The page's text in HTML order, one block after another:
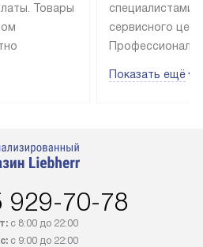
Товары
МКАД
через
компания
специалистами
сервисного
эксплуатации
Стоимость
Показать ещё
929-70-78
с 8:00 до 22:00
с 9:00 до 22:00